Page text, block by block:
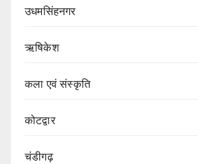
उधमसिंहनगर
ऋषिकेश
कला एवं संस्कृति
कोटद्वार
चंडीगढ़